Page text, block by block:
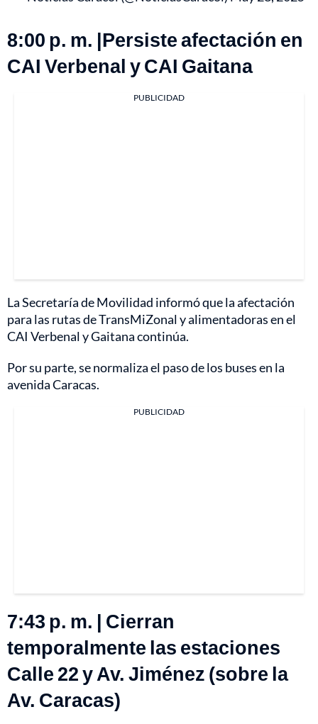
8:00 p. m. |Persiste afectación en
CAI Verbenal y CAI Gaitana
PUBLICIDAD
La Secretaría de Movilidad informó que la afectación
para las rutas de TransMiZonal y alimentadoras en el
CAI Verbenal y Gaitana continúa.
Por su parte, se normaliza el paso de los buses en la
avenida Caracas.
PUBLICIDAD
7:43 p. m. | Cierran
temporalmente las estaciones
Calle 22 y Av. Jiménez (sobre la
Av. Caracas)